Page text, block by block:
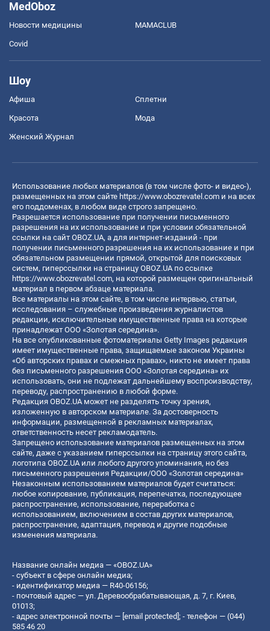
MedOboz
Новости медицины MAMACLUB
Covid
Шоу
Афиша Сплетни
Красота Мода
Женский Журнал
Использование любых материалов (в том числе фото- и видео-),
размещенных на этом сайте https://www.obozrevatel.com и на всех
его поддоменах, в любом виде строго запрещено.
Разрешается использование при получении письменного
разрешения на их использование и при условии обязательной
ссылки на сайт OBOZ.UA, а для интернет-изданий - при
получении письменного разрешения на их использование и при
обязательном размещении прямой, открытой для поисковых
систем, гиперссылки на страницу OBOZ.UA по ссылке
https://www.obozrevatel.com, на которой размещен оригинальный
материал в первом абзаце материала.
Все материалы на этом сайте, в том числе интервью, статьи,
исследования – служебные произведения журналистов
редакции, исключительные имущественные права на которые
принадлежат ООО «Золотая середина».
На все опубликованные фотоматериалы Getty Images редакция
имеет имущественные права, защищаемые законом Украины
«Об авторских правах и смежных правах», никто не имеет права
без письменного разрешения ООО «Золотая середина» их
использовать, они не подлежат дальнейшему воспроизводству,
переводу, распространению в любой форме.
Редакция OBOZ.UA может не разделять точку зрения,
изложенную в авторском материале. За достоверность
информации, размещенной в рекламных материалах,
ответственность несет рекламодатель.
Запрещено использование материалов размещенных на этом
сайте, даже с указанием гиперссылки на страницу этого сайта,
логотипа OBOZ.UA или любого другого упоминания, но без
письменного разрешения Редакции/ООО «Золотая середина»
Незаконным использованием материалов будет считаться:
любое копирование, публикация, перепечатка, последующее
распространение, использование, переработка с
использованием, включением в состав других материалов,
распространение, адаптация, перевод и другие подобные
изменения материала.
Название онлайн медиа — «OBOZ.UA»
- субъект в сфере онлайн медиа;
- идентификатор медиа — R40-06156;
- почтовый адрес — ул. Деревообрабатывающая, д. 7, г. Киев,
01013;
- адрес электронной почты — [email protected] ; - телефон — (044)
585 46 20